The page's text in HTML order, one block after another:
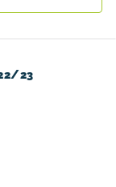
23